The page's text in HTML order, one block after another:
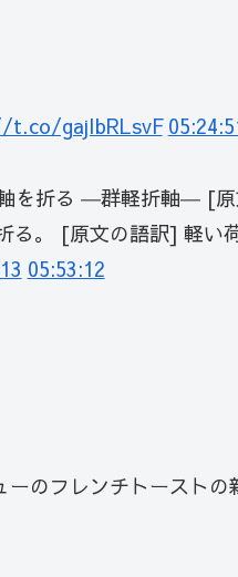
gajIbRLsvF
を折る ―群軽折軸― [
。 [原文の語訳] 軽い
05:53:12
ーのフレンチトースト